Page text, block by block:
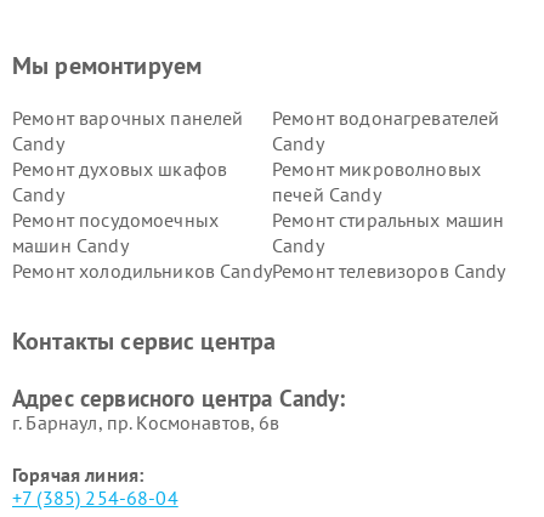
Мы ремонтируем
Ремонт варочных панелей
Candy
Ремонт водонагревателей
Candy
Ремонт духовых шкафов
Candy
Ремонт микроволновых
печей Candy
Ремонт посудомоечных
машин Candy
Ремонт стиральных машин
Candy
Ремонт холодильников CandyРемонт телевизоров Candy
Контакты сервис центра
Адрес сервисного центра Candy:
г. Барнаул, ​пр. Космонавтов, 6в
Горячая линия:
+7 (385) 254-68-04